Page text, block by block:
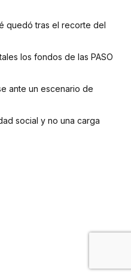
quedó tras el recorte del
los fondos de las PASO
ante un escenario de
social y no una carga